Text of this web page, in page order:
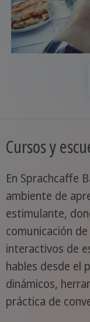
Cursos y
En Sprachcaffe
ambiente de
estimulante,
comunicación
interactivos de
hables desde el
dinámicos,
práctica de